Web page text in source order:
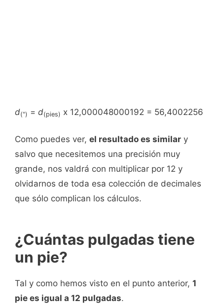
d(") = d(pies) x 12,000048000192 = 56,4002256
Como puedes ver, el resultado es similar y
salvo que necesitemos una precisión muy
grande, nos valdrá con multiplicar por 12 y
olvidarnos de toda esa colección de decimales
que sólo complican los cálculos.
¿Cuántas pulgadas tiene
un pie?
Tal y como hemos visto en el punto anterior, 1
pie es igual a 12 pulgadas.